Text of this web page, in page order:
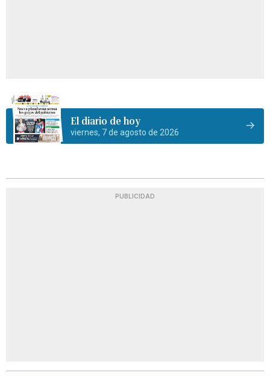
El diario de hoy
viernes, 7 de agosto de 2026
PUBLICIDAD